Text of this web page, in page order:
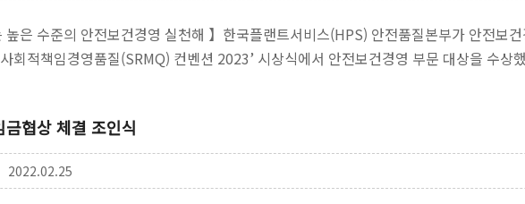
높은 수준의 안전보건경영 실천해 】한국플랜트서비스(HPS) 안전품질본부가 안전보
회적책임경영품질(SRMQ) 컨벤션 2023’ 시상식에서 안전보건경영 부문 대상을 수
협상 체결 조인식
2022.02.25